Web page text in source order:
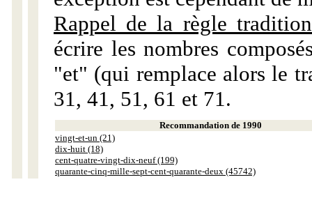
Rappel de la règle
écrire les nombres
"et" (qui remplace alors le
31, 41, 51, 61 et 71.
Recommandation de 1990
vingt-et-un (21)
dix-huit (18)
cent-quatre-vingt-dix-neuf (199)
quarante-cinq-mille-sept-cent-quarante-deux (45742)